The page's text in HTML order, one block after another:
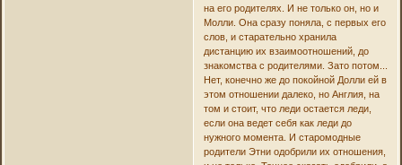
на его родителях. И не только он, но и
Молли. Она сразу поняла, с первых его
слов, и старательно хранила
дистанцию их взаимоотношений, до
знакомства с родителями. Зато потом...
Нет, конечно же до покойной Долли ей в
этом отношении далеко, но Англия, на
том и стоит, что леди остается леди,
если она ведет себя как леди до
нужного момента. И старомодные
родители Этни одобрили их отношения,